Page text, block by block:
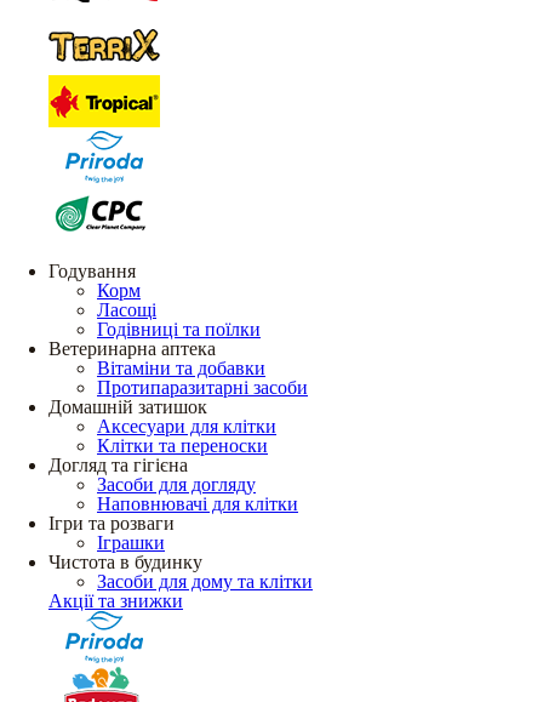
Годування
Корм
Ласощі
Годівниці та поїлки
Ветеринарна аптека
Вітаміни та добавки
Протипаразитарні засоби
Домашній затишок
Аксесуари для клітки
Клітки та переноски
Догляд та гігієна
Засоби для догляду
Наповнювачі для клітки
Ігри та розваги
Іграшки
Чистота в будинку
Засоби для дому та клітки
Акції та знижки